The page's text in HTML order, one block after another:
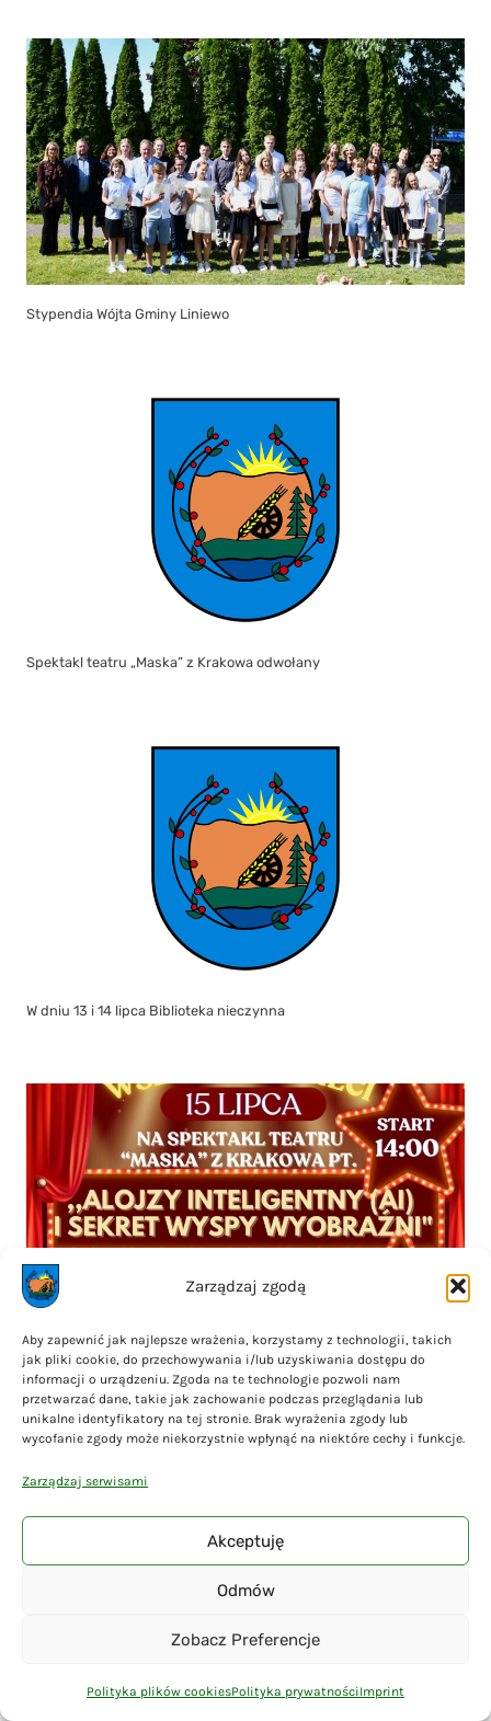
Zarządzaj zgodą
Aby zapewnić jak najlepsze wrażenia, korzystamy z technologii, takich
jak pliki cookie, do przechowywania i/lub uzyskiwania dostępu do
informacji o urządzeniu. Zgoda na te technologie pozwoli nam
przetwarzać dane, takie jak zachowanie podczas przeglądania lub
unikalne identyfikatory na tej stronie. Brak wyrażenia zgody lub
wycofanie zgody może niekorzystnie wpłynąć na niektóre cechy i funkcje.
Zarządzaj serwisami
Akceptuję
Odmów
Zobacz Preferencje
Polityka plików cookiesPolityka prywatnościImprint
Stypendia Wójta Gminy Liniewo
Spektakl teatru „Maska” z Krakowa odwołany
W dniu 13 i 14 lipca Biblioteka nieczynna
Zapraszamy wszystkie dzieci na wyjątkowy spektakl teatralny